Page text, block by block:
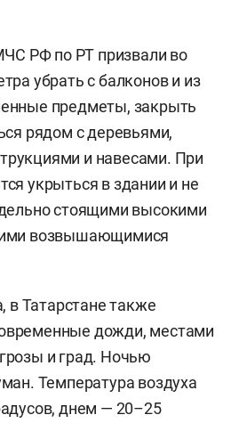
РФ по РТ призвали во
убрать с балконов и из
предметы, закрыть
рядом с деревьями,
и навесами. При
укрыться в здании и не
стоящими высокими
возвышающимися
в Татарстане также
дожди, местами
и град. Ночью
Температура воздуха
днем — 20–25